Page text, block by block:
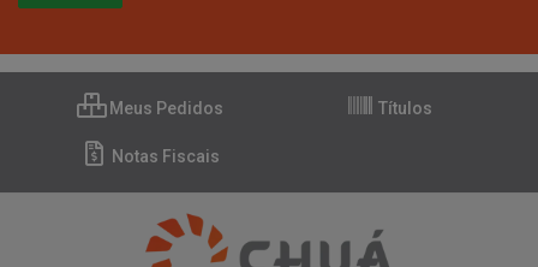
Meus Pedidos Títulos
Notas Fiscais